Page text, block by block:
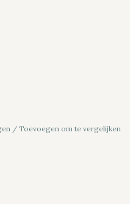
/ Toevoegen om te vergelijken